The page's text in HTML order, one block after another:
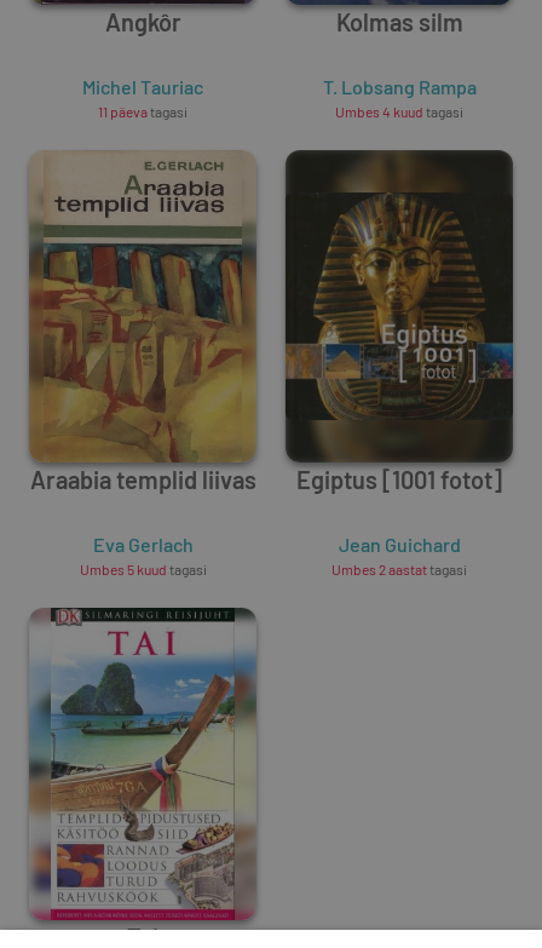
Angkôr
Michel Tauriac
11 päevatagasi
Kolmas silm
T. Lobsang Rampa
Umbes 4 kuud tagasi
Araabia templid liivas
Eva Gerlach
Umbes 5 kuud tagasi
Egiptus [1001 fotot]
Jean Guichard
Umbes 2 aastattagasi
Tai